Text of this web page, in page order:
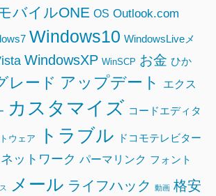
バイルONE OS Outlook.com
Windows10 WindowsLiveメ
WindowsXP WinSCP お金 ひか
レード アップデート エクス
カスタマイズ コードエディタ
ウェア トラブル
ドコモテレビター
ネットワーク パーマリンク フォント
メール ライフハック 動画 格安